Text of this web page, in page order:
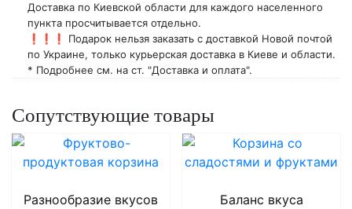
Доставка по Киевской области для каждого населенного
пункта просчитывается отдельно.
❗❗❗ Подарок нельзя заказать с доставкой Новой почтой
по Украине, только курьерская доставка в Киеве и области.
* Подробнее см. на ст. "Доставка и оплата".
Сопутствующие товары
Разнообразие вкусов
Баланс вкуса